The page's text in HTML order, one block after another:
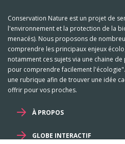
Conservation Nature est un projet de
l'environnement et la protection de la
menacés). Nous proposons de
comprendre les principaux enjeux
notamment ces sujets via une chaine
pour comprendre facilement
une rubrique afin de trouver une idée
offrir pour vos proches.
À PROPOS
GLOBE INTERACTIF